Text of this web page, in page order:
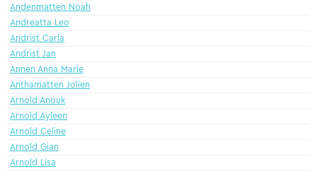
Andenmatten Noah
Andreatta Leo
Andrist Carla
Andrist Jan
Annen Anna Marie
Anthamatten Jolien
Arnold Anouk
Arnold Ayleen
Arnold Celine
Arnold Gian
Arnold Lisa